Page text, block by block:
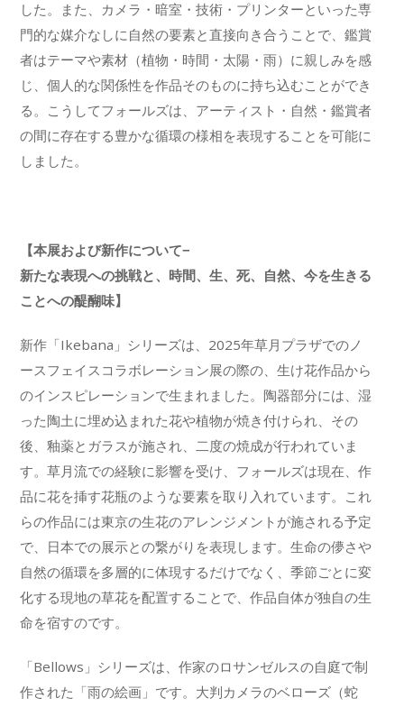
した。また、カメラ・暗室・技術・プリンターといった専
門的な媒介なしに自然の要素と直接向き合うことで、鑑賞
者はテーマや素材（植物・時間・太陽・雨）に親しみを感
じ、個人的な関係性を作品そのものに持ち込むことができ
る。こうしてフォールズは、アーティスト・自然・鑑賞者
の間に存在する豊かな循環の様相を表現することを可能に
しました。
【本展および新作について−
新たな表現への挑戦と、時間、生、死、自然、今を生きる
ことへの醍醐味】
新作「Ikebana」シリーズは、2025年草月プラザでのノ
ースフェイスコラボレーション展の際の、生け花作品から
のインスピレーションで生まれました。陶器部分には、湿
った陶土に埋め込まれた花や植物が焼き付けられ、その
後、釉薬とガラスが施され、二度の焼成が行われていま
す。草月流での経験に影響を受け、フォールズは現在、作
品に花を挿す花瓶のような要素を取り入れています。これ
らの作品には東京の生花のアレンジメントが施される予定
で、日本での展示との繋がりを表現します。生命の儚さや
自然の循環を多層的に体現するだけでなく、季節ごとに変
化する現地の草花を配置することで、作品自体が独自の生
命を宿すのです。
「Bellows」シリーズは、作家のロサンゼルスの自庭で制
作された「雨の絵画」です。大判カメラのベローズ（蛇